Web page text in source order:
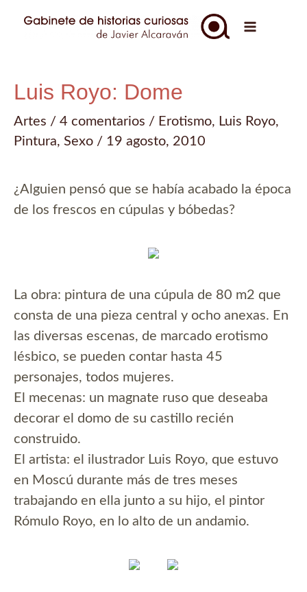
Luis Royo: Dome
Artes / 4 comentarios / Erotismo, Luis Royo,
Pintura, Sexo / 19 agosto, 2010
¿Alguien pensó que se había acabado la época
de los frescos en cúpulas y bóbedas?
La obra: pintura de una cúpula de 80 m2 que
consta de una pieza central y ocho anexas. En
las diversas escenas, de marcado erotismo
lésbico, se pueden contar hasta 45
personajes, todos mujeres.
El mecenas: un magnate ruso que deseaba
decorar el domo de su castillo recién
construido.
El artista: el ilustrador Luis Royo, que estuvo
en Moscú durante más de tres meses
trabajando en ella junto a su hijo, el pintor
Rómulo Royo, en lo alto de un andamio.